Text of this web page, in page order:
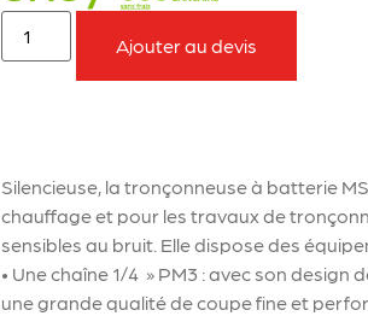
Ajouter au devis
Silencieuse, la tronçonneuse à batterie
chauffage et pour les travaux de
sensibles au bruit. Elle dispose des
• Une chaîne 1/4 » PM3 : avec son
une grande qualité de coupe fine et